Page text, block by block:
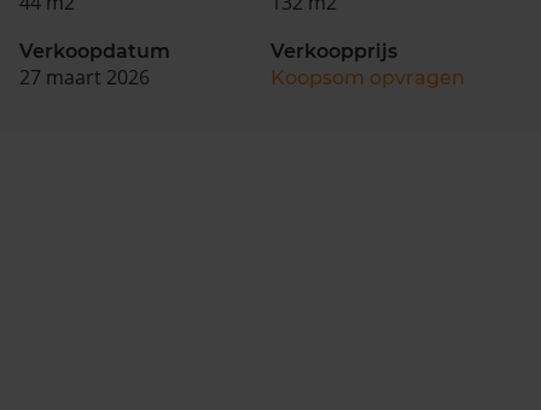
Verkoopdatum
27 maart 2026
Verkoopprijs
Koopsom opvragen